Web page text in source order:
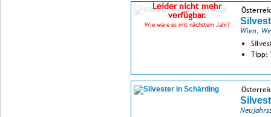
Leider nicht mehr
verfügbar.
Wie wäre es mit nächstem Jahr?
Wien,
Tipp: